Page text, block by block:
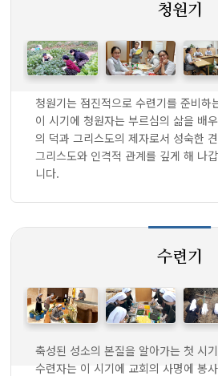
청원기
청원기는 점진적으로 수련기를 준비하
이 시기에 청원자는 부르심의 삶을 배
의 덕과 그리스도의 제자로서 성숙한
그리스도와 인격적 관계를 깊게 해 나
니다.
수련기
축성된 성소의 본질을 알아가는 첫 시
수련자는 이 시기에 교회의 사명에 봉